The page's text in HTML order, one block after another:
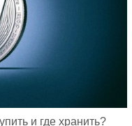
и где хранить?